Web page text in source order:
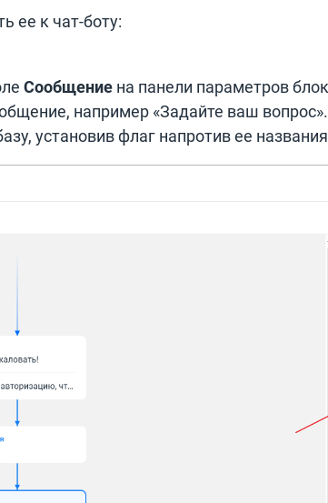
ее к чат-боту:
Сообщение на панели параметров
например «Задайте ваш вопрос».
установив флаг напротив ее